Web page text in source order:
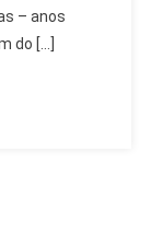
– anos
do […]